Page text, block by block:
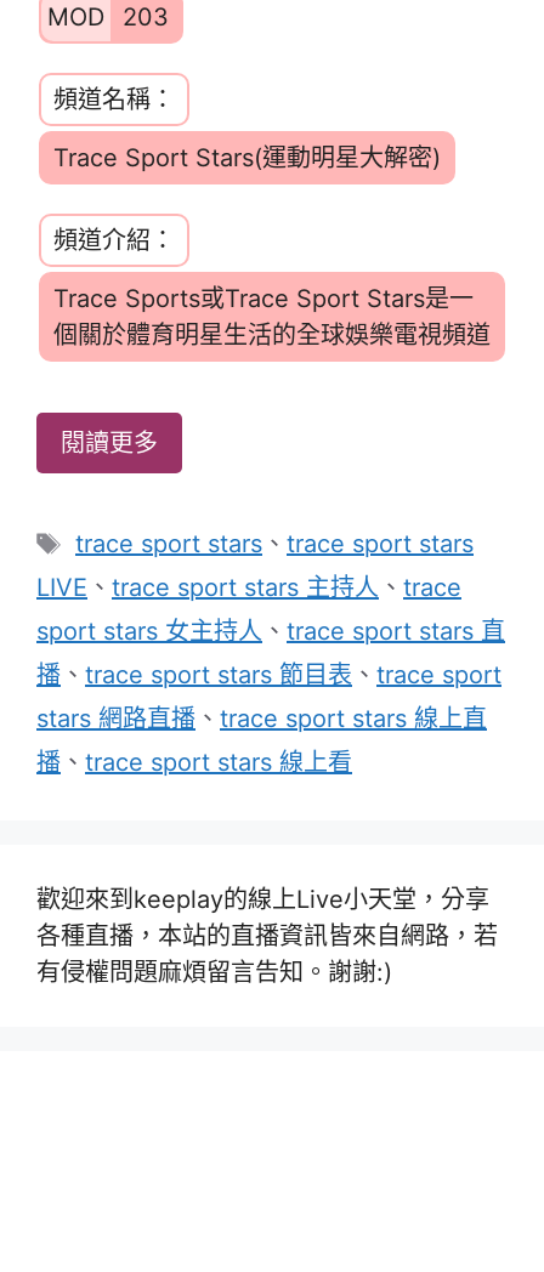
MOD
203
頻道名稱：
Trace Sport Stars(運動明星大解密)
頻道介紹：
Trace Sports或Trace Sport Stars是一
個關於體育明星生活的全球娛樂電視頻道
閱讀更多
標
籤
trace sport stars 、 trace sport stars
LIVE 、 trace sport stars 主持人 、 trace
sport stars 女主持人 、 trace sport stars 直
播 、 trace sport stars 節目表 、 trace sport
stars 網路直播 、 trace sport stars 線上直
播 、 trace sport stars 線上看
歡迎來到keeplay的線上Live小天堂，分享
各種直播，本站的直播資訊皆來自網路，若
有侵權問題麻煩留言告知。謝謝:)